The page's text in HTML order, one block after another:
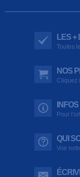
LES +
Toutes
NOS
Cliquez
Pour
QUI
Voir